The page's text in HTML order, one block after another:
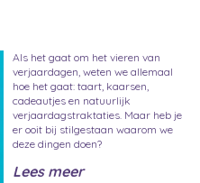
Als het gaat om het vieren van
verjaardagen, weten we allemaal
hoe het gaat: taart, kaarsen,
cadeautjes en natuurlijk
verjaardagstraktaties. Maar heb je
er ooit bij stilgestaan waarom we
deze dingen doen?
Lees meer